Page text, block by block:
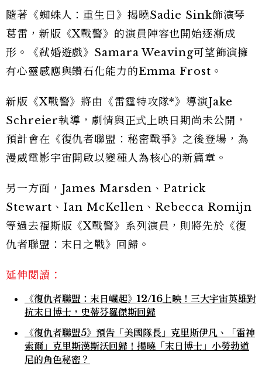
隨著《蜘蛛人：重生日》揭曉Sadie Sink飾演琴
葛雷，新版《X戰警》的演員陣容也開始逐漸成
形。《弒婚遊戲》Samara Weaving可望飾演擁
有心靈感應與鑽石化能力的Emma Frost。
新版《X戰警》將由《雷霆特攻隊*》導演Jake
Schreier執導，劇情與正式上映日期尚未公開，
預計會在《復仇者聯盟：秘密戰爭》之後登場，為
漫威電影宇宙開啟以變種人為核心的新篇章。
另一方面，James Marsden、Patrick
Stewart、Ian McKellen、Rebecca Romijn
等過去福斯版《X戰警》系列演員，則將先於《復
仇者聯盟：末日之戰》回歸。
延伸閱讀：
《復仇者聯盟：末日崛起》12/16上映！三大宇宙英雄對
抗末日博士，史蒂芬羅傑斯回歸
《復仇者聯盟5》預告「美國隊長」克里斯伊凡、「雷神
索爾」克里斯漢斯沃回歸！揭曉「末日博士」小勞勃道
尼的角色秘密？